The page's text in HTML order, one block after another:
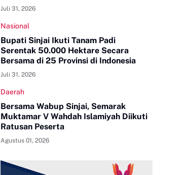
Juli 31, 2026
Nasional
Bupati Sinjai Ikuti Tanam Padi
Serentak 50.000 Hektare Secara
Bersama di 25 Provinsi di Indonesia
Juli 31, 2026
Daerah
Bersama Wabup Sinjai, Semarak
Muktamar V Wahdah Islamiyah Diikuti
Ratusan Peserta
Agustus 01, 2026